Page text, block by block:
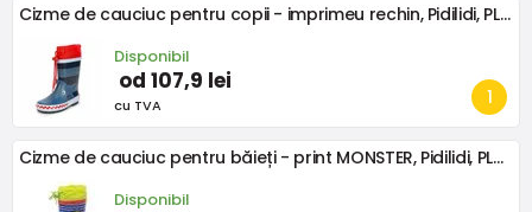
Cizme de cauciuc pentru copii - imprimeu rechin, Pidilidi, PL0044-04, albastru
Disponibil
od 107,9 lei
cu TVA
Cizme de cauciuc pentru băieți - print MONSTER, Pidilidi, PL0094-04, albastru
Disponibil